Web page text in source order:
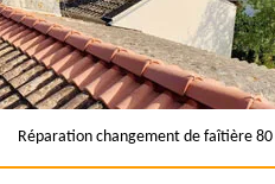
Réparation changement de faîtière 80